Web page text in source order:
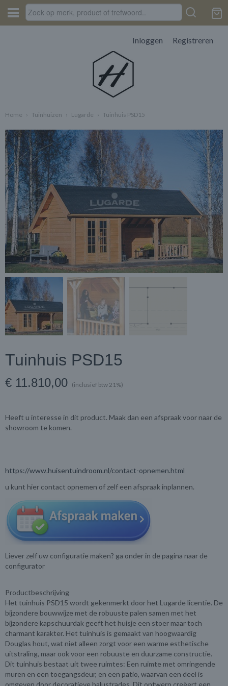
Inloggen Registreren
Home › Tuinhuizen › Lugarde › Tuinhuis PSD15
Tuinhuis PSD15
€ 11.810,00 (inclusief btw 21%)
Heeft u interesse in dit product. Maak dan een afspraak voor naar de
showroom te komen.
https://www.huisentuindroom.nl/contact-opnemen.html
u kunt hier contact opnemen of zelf een afspraak inplannen.
Liever zelf uw configuratie maken? ga onder in de pagina naar de
configurator
Productbeschrijving
Het tuinhuis PSD15 wordt gekenmerkt door het Lugarde licentie. De
bijzondere bouwwijze met de robuuste palen samen met het
bijzondere kapschuurdak geeft het huisje een stoer maar toch
charmant karakter. Het tuinhuis is gemaakt van hoogwaardig
Douglas hout, wat niet alleen zorgt voor een warme esthetische
uitstraling, maar ook voor een robuuste en duurzame constructie.
Dit tuinhuis bestaat uit twee ruimtes: Een ruimte met omringende
muren en een toegangsdeur, en een patio, waarvan een deel is
omgeven door decoratieve balustrades. Dit ontwerp creëert een